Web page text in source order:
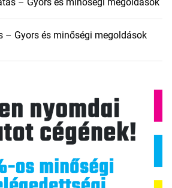
– Gyors és minőségi megoldások